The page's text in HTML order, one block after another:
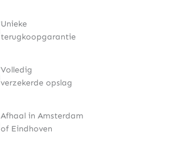
Unieke
terugkoopgarantie
Volledig
verzekerde opslag
Afhaal in Amsterdam
of Eindhoven